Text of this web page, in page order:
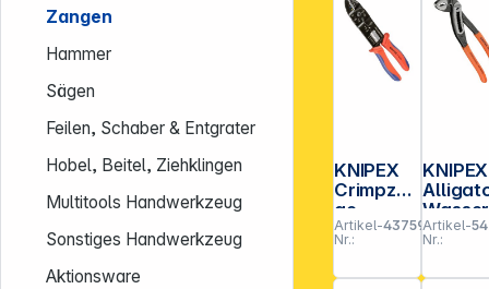
Zangen
Hammer
Sägen
Feilen, Schaber & Entgrater
Hobel, Beitel, Ziehklingen
Multitools Handwerkzeug
Sonstiges Handwerkzeug
Aktionsware
KNIPEX
Crimpzan
ge
schwarz
lackiert
240 mm
Artikel-
Nr.:
437593
KNIPEX
nge
Artikel-
Nr.: